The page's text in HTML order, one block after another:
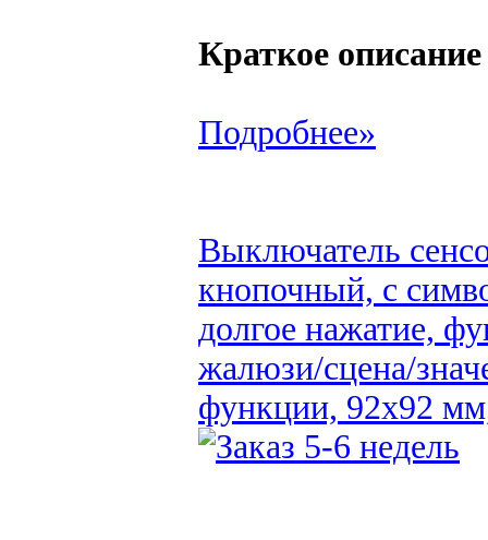
Краткое описание
Подробнее»
Выключатель
кнопочный, с
долгое нажатие,
жалюзи/сцена/
функции, 92x92